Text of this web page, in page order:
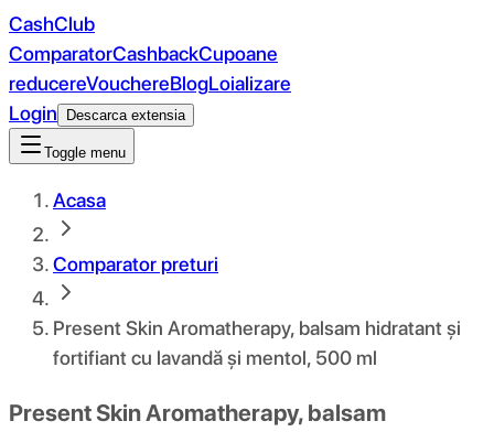
CashClub
ComparatorCashbackCupoane
reducereVouchereBlogLoializare
Login
Descarca extensia
Toggle menu
Acasa
Comparator preturi
Present Skin Aromatherapy, balsam hidratant și
fortifiant cu lavandă și mentol, 500 ml
Present Skin Aromatherapy, balsam